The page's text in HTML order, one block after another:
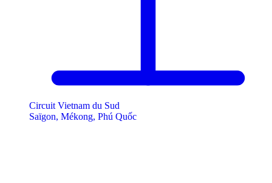
Circuit Vietnam du Sud
Saïgon, Mékong, Phú Quốc